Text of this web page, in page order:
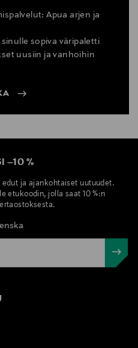
Apua arjen ja
sopiva väripaletti
uusiin ja vanhoihin
–10 %
ja ajankohtaiset uutuudet.
etukoodin, jolla saat 10 %:n